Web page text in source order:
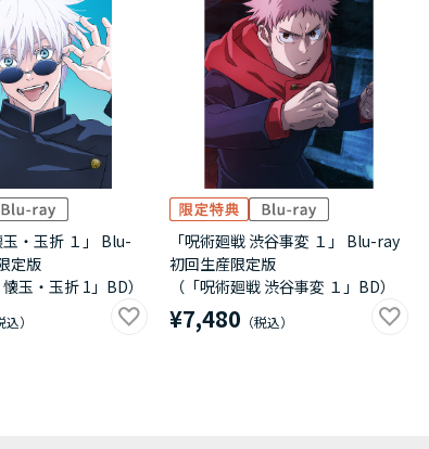
玉・玉折 １」 Blu-
定版
懐玉・玉折 1」BD）
「呪術廻戦 渋谷事変 １」 Blu-ray
初回生産限定版
（「呪術廻戦 渋谷事変 １」BD）
¥7,480